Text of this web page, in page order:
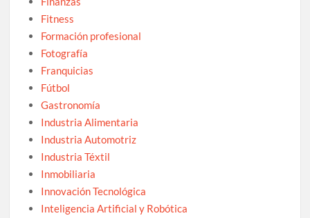
Fitness
Formación profesional
Fotografía
Franquicias
Fútbol
Gastronomía
Industria Alimentaria
Industria Automotriz
Industria Téxtil
Inmobiliaria
Innovación Tecnológica
Inteligencia Artificial y Robótica